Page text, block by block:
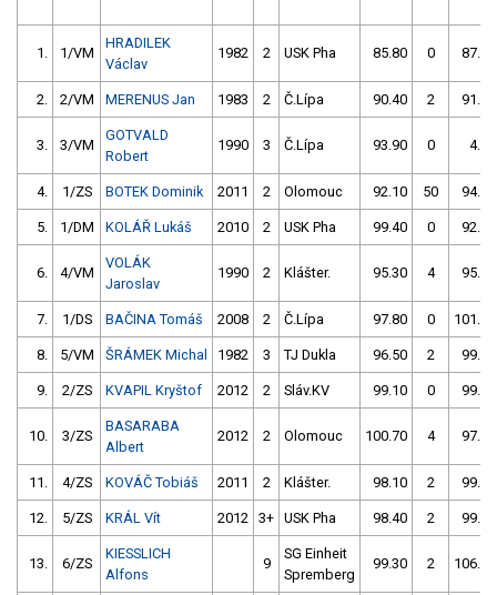
1. 1/VM
HRADILEK
Václav
1982 2 USK Pha 85.80 0 87.90
2. 2/VM MERENUS Jan 1983 2 Č.Lípa 90.40 2 91.70
3. 3/VM
GOTVALD
Robert
1990 3 Č.Lípa 93.90 0 4.00
4. 1/ZS BOTEK Dominik 2011 2 Olomouc 92.10 50 94.40
5. 1/DM KOLÁŘ Lukáš 2010 2 USK Pha 99.40 0 92.70
6. 4/VM
VOLÁK
Jaroslav
1990 2 Klášter. 95.30 4 95.30
7. 1/DS BAČINA Tomáš 2008 2 Č.Lípa 97.80 0 101.10
8. 5/VM ŠRÁMEK Michal 1982 3 TJ Dukla 96.50 2 99.80
9. 2/ZS KVAPIL Kryštof 2012 2 Sláv.KV 99.10 0 99.00
10. 3/ZS
BASARABA
Albert
2012 2 Olomouc 100.70 4 97.20
11. 4/ZS KOVÁČ Tobiáš 2011 2 Klášter. 98.10 2 99.80
12. 5/ZS KRÁL Vít 2012 3+ USK Pha 98.40 2 99.10
13. 6/ZS
KIESSLICH
Alfons
9
SG Einheit
Spremberg
99.30 2 106.10